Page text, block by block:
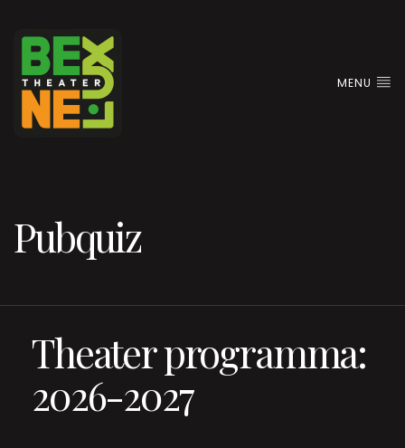
MENU
Pubquiz
Theater programma:
2026-2027